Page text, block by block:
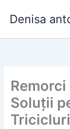
Denisa
Remorci
Soluții